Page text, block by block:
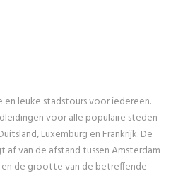
en leuke stadstours voor iedereen.
voor alle populaire steden
Luxemburg en Frankrijk. De
af van de afstand tussen Amsterdam
de grootte van de betreffende